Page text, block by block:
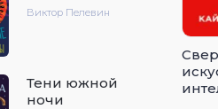
Виктор Пелевин
Тени южной
ночи